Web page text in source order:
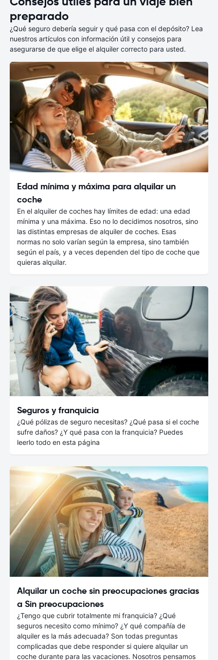
preparado
¿Qué seguro debería seguir y qué pasa con el depósito? Lea
nuestros artículos con información útil y consejos para
asegurarse de que elige el alquiler correcto para usted.
Edad mínima y máxima para alquilar un
coche
En el alquiler de coches hay límites de edad: una edad
mínima y una máxima. Eso no lo decidimos nosotros, sino
las distintas empresas de alquiler de coches. Esas
normas no solo varían según la empresa, sino también
según el país, y a veces dependen del tipo de coche que
quieras alquilar.
Seguros y franquicia
¿Qué pólizas de seguro necesitas? ¿Qué pasa si el coche
sufre daños? ¿Y qué pasa con la franquicia? Puedes
leerlo todo en esta página
Alquilar un coche sin preocupaciones gracias
a Sin preocupaciones
¿Tengo que cubrir totalmente mi franquicia? ¿Qué
seguros necesito como mínimo? ¿Y qué compañía de
alquiler es la más adecuada? Son todas preguntas
complicadas que debe responder si quiere alquilar un
coche durante para las vacaciones. Nosotros pensamos